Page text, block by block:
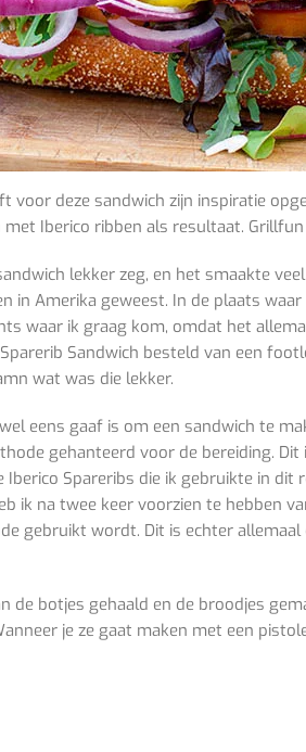
voor deze sandwich zijn inspiratie
met Iberico ribben als resultaat.
lekker zeg, en het smaakte
in Amerika geweest. In de plaats waar
waar ik graag kom, omdat het
Sandwich besteld van een
wat was die lekker.
eens gaaf is om een sandwich te
gehanteerd voor de bereiding. Dit
Spareribs die ik gebruikte in dit
ik na twee keer voorzien te hebben
gebruikt wordt. Dit is echter allemaal
de botjes gehaald en de broodjes
je ze gaat maken met een